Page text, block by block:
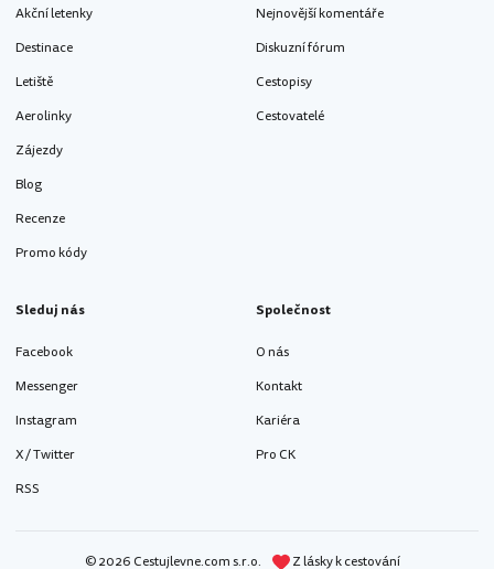
Akční letenky
Destinace
Letiště
Aerolinky
Zájezdy
Blog
Recenze
Promo kódy
Nejnovější komentáře
Diskuzní fórum
Cestopisy
Cestovatelé
Sleduj nás
Facebook
Messenger
Instagram
X / Twitter
RSS
Společnost
O nás
Kontakt
Kariéra
Pro CK
© 2026 Cestujlevne.com s.r.o. Z lásky k cestování